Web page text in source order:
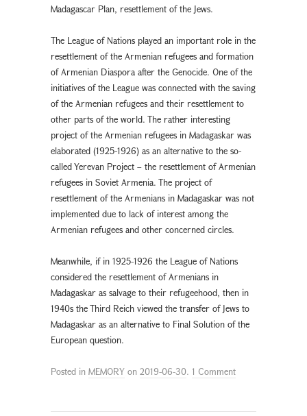
Madagascar Plan, resettlement of the Jews.
The League of Nations played an important role in the
resettlement of the Armenian refugees and formation
of Armenian Diaspora after the Genocide. One of the
initiatives of the League was connected with the saving
of the Armenian refugees and their resettlement to
other parts of the world. The rather interesting
project of the Armenian refugees in Madagaskar was
elaborated (1925-1926) as an alternative to the so-
called Yerevan Project – the resettlement of Armenian
refugees in Soviet Armenia. The project of
resettlement of the Armenians in Madagaskar was not
implemented due to lack of interest among the
Armenian refugees and other concerned circles.
Meanwhile, if in 1925-1926 the League of Nations
considered the resettlement of Armenians in
Madagaskar as salvage to their refugeehood, then in
1940s the Third Reich viewed the transfer of Jews to
Madagaskar as an alternative to Final Solution of the
European question.
Posted in MEMORY on 2019-06-30. 1 Comment